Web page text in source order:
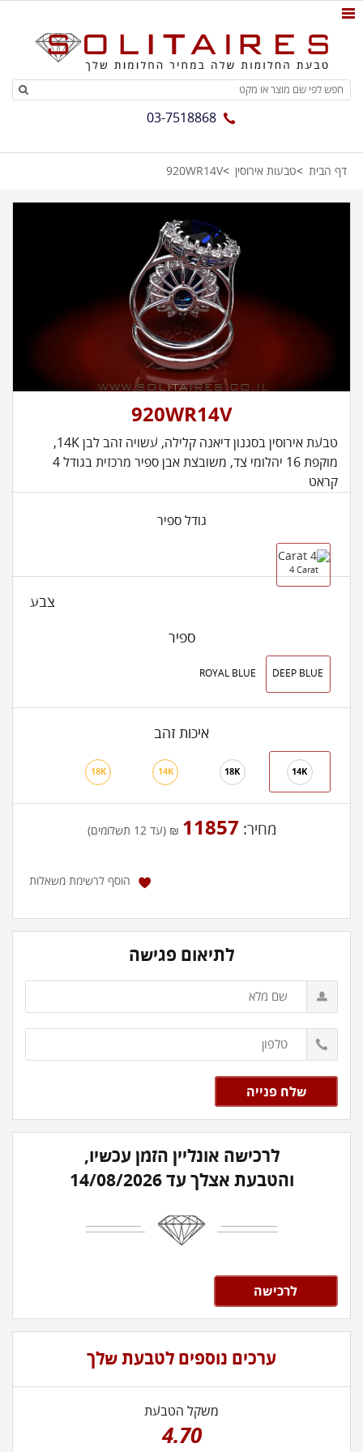
03-7518868
דף הבית טבעות אירוסין 920WR14V
920WR14V
טבעת אירוסין בסגנון דיאנה קלילה, עשויה זהב לבן 14K,
מוקפת 16 יהלומי צד, משובצת אבן ספיר מרכזית בגודל 4
קראט
גודל ספיר
4 Carat
צבע
ספיר
DEEP BLUE
ROYAL BLUE
איכות זהב
14K
18K
14K
18K
מחיר: 11857 ₪ (עד 12 תשלומים)
הוסף לרשימת משאלות
לתיאום פגישה
לרכישה אונליין הזמן עכשיו,
והטבעת אצלך עד 14/08/2026
לרכישה
ערכים נוספים לטבעת שלך
משקל הטבעת
4.70